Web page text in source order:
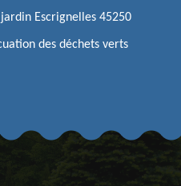
Escrignelles 45250
des déchets verts